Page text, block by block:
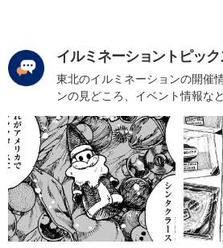
イルミネーショントピック
東北のイルミネーションの開催
ンの見どころ、イベント情報な